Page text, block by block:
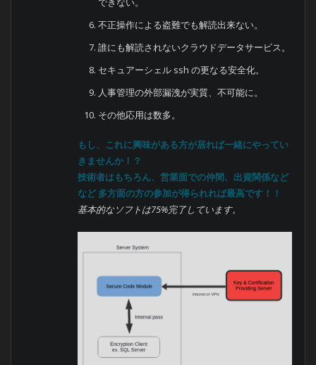
不正操作による盗難でも解読出来ない。
誰にも解読されないクラウドデータサービス。
セキュアーシェル ssh の更なる安全化。
人事管理の外部漏洩が実質、不可能に。
その他応用は数多。
もし、これに興味がある方が居れば一緒にやってい
きませんか！？
技術者はもちろん、営業面での仲間、出資関係など
など 多方面の方の参加が得られれば最高です！！
基本的なソフトは75%完了しています。